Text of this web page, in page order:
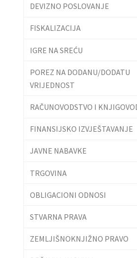
DEVIZNO POSLOVANJE
FISKALIZACIJA
IGRE NA SREĆU
POREZ NA DODANU/DODATU
VRIJEDNOST
RAČUNOVODSTVO I
FINANSIJSKO IZVJEŠTAVANJE
JAVNE NABAVKE
TRGOVINA
OBLIGACIONI ODNOSI
STVARNA PRAVA
ZEMLJIŠNOKNJIŽNO PRAVO